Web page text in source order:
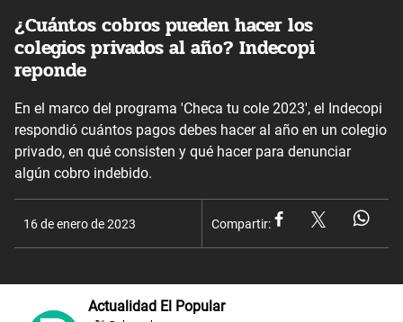
¿Cuántos cobros pueden hacer los
colegios privados al año? Indecopi
reponde
En el marco del programa 'Checa tu cole 2023', el Indecopi
respondió cuántos pagos debes hacer al año en un colegio
privado, en qué consisten y qué hacer para denunciar
algún cobro indebido.
16 de enero de 2023 Compartir:
Actualidad El Popular